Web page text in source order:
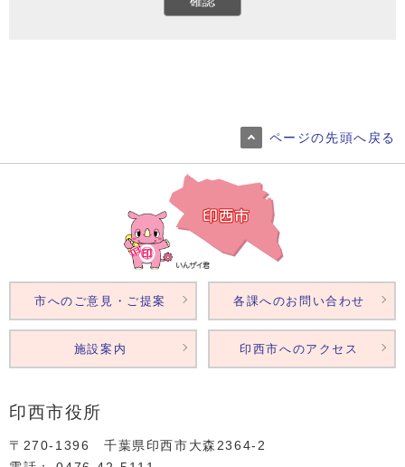
ページの先頭へ戻る
印西市役所
〒270-1396 千葉県印西市大森2364‐2
市へのご意見・ご提案 各課へのお問い合わせ
施設案内 印西市へのアクセス